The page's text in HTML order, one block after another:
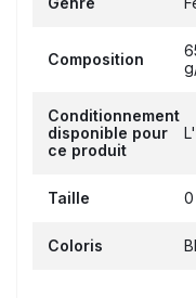
Composition
Conditionnement
disponible pour
ce produit
Taille 0
Coloris